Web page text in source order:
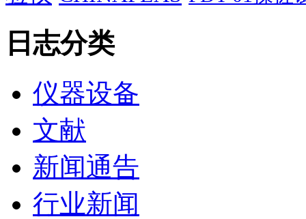
日志分类
仪器设备
文献
新闻通告
行业新闻